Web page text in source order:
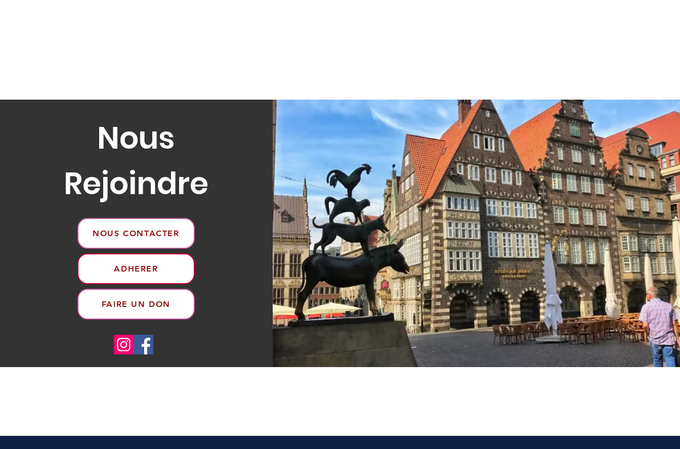
Nous
Rejoindre
NOUS CONTACTER
ADHERER
FAIRE UN DON